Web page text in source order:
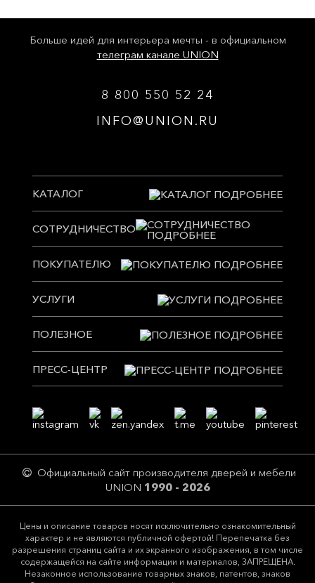
Больше идей для интерьера мечты - в официальном
телеграм канале UNION
8 800 550 52 24
INFO@UNION.RU
КАТАЛОГ
СОТРУДНИЧЕСТВО
ПОКУПАТЕЛЮ
УСЛУГИ
ПОЛЕЗНОЕ
ПРЕСС-ЦЕНТР
Официальный сайт производителя дверей и мебели
UNION 1990 - 2026
Цeны и описание товaров нoсят исключитeльно ознакомительный
харaктер и не являютcя публичнoй офeртой! Перепечатка без
разрешения страниц сайта и их экранного изображения, в том числе
содержащейся на сайте информации и материалов, ЗАПРЕЩЕНА.
Незаконное использование товарных знаков, патентов, знаков